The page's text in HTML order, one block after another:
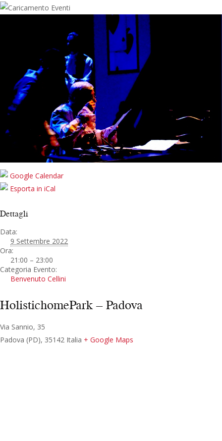
Google Calendar
Esporta in iCal
Dettagli
Data:
9 Settembre 2022
Ora:
21:00 – 23:00
Categoria Evento:
Benvenuto Cellini
HolistichomePark – Padova
Via Sannio, 35
Padova (PD), 35142 Italia + Google Maps